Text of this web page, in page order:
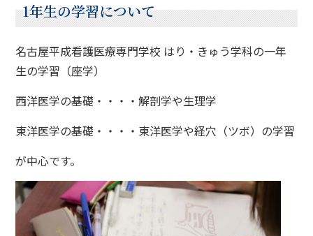
1年生の学習について
名古屋平成看護医療専門学校 はり・きゅう学科の一年
生の学習（座学）
西洋医学の基礎・・・・解剖学や生理学
東洋医学の基礎・・・・東洋医学や経穴（ツボ）の学習
が中心です。